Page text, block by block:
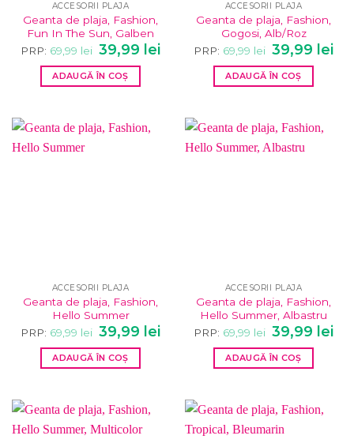
ACCESORII PLAJA
Geanta de plaja, Fashion,
Fun In The Sun, Galben
PRP: 69,99 lei Prețul
inițial
a
fost:
69,99 lei.
39,99 leiPrețul
curent
ADAUGĂ ÎN COȘ
ACCESORII PLAJA
Geanta de plaja, Fashion,
Gogosi, Alb/Roz
PRP: 69,99 lei Prețul
inițial
a
fost:
69,99 lei.
39,99 lei
ADAUGĂ ÎN COȘ
ACCESORII PLAJA
Geanta de plaja, Fashion,
Hello Summer
PRP: 69,99 lei Prețul
inițial
a
fost:
69,99 lei.
39,99 leiPrețul
curent
ADAUGĂ ÎN COȘ
ACCESORII PLAJA
Geanta de plaja, Fashion,
Hello Summer, Albastru
PRP: 69,99 lei Prețul
inițial
a
fost:
69,99 lei.
39,99 lei
ADAUGĂ ÎN COȘ